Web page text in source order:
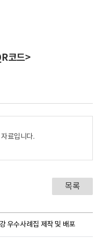
코드>
료입니다.
목록
우수사례집 제작 및 배포